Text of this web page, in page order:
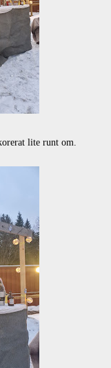
lite runt om.